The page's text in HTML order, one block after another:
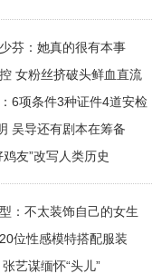
芬：她真的很有本事
女粉丝挤破头鲜血直流
6项条件3种证件4道安检
吴导还有剧本在筹备
友”改写人类历史
：不太装饰自己的女生
位性感模特搭配服装
艺谋缅怀“头儿”